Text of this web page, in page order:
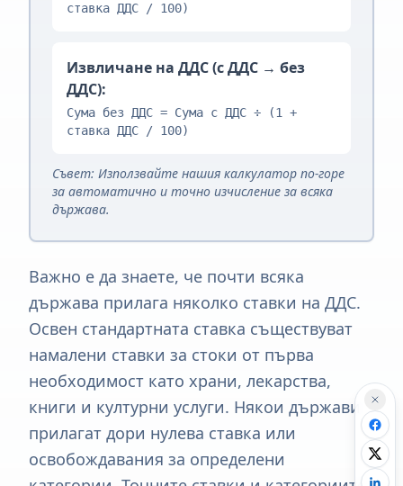
ставка ДДС / 100)
Извличане на ДДС (с ДДС → без
ДДС):
Сума без ДДС = Сума с ДДС ÷ (1 +
ставка ДДС / 100)
Съвет: Използвайте нашия калкулатор по-горе
за автоматично и точно изчисление за всяка
държава.
Важно е да знаете, че почти всяка
държава прилага няколко ставки на ДДС.
Освен стандартната ставка съществуват
намалени ставки за стоки от първа
необходимост като храни, лекарства,
книги и културни услуги. Някои държави
прилагат дори нулева ставка или
освобождавания за определени